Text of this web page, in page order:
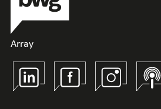
Array
Linkedin Facebook Instagram Spotify